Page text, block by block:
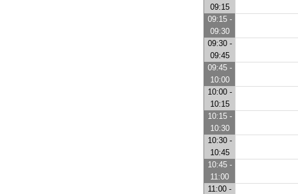
09:15
09:15 -
09:30
09:30 -
09:45
09:45 -
10:00
10:00 -
10:15
10:15 -
10:30
10:30 -
10:45
10:45 -
11:00
11:00 -